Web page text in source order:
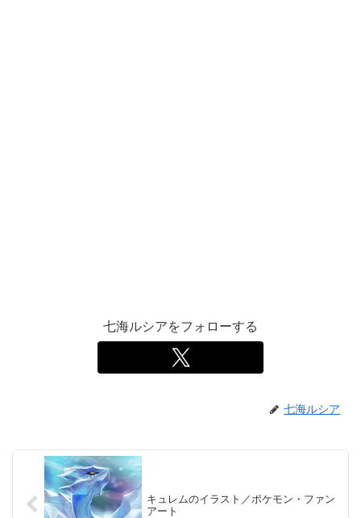
七海ルシアをフォローする
七海ルシア
キュレムのイラスト／ポケモン・ファン
アート